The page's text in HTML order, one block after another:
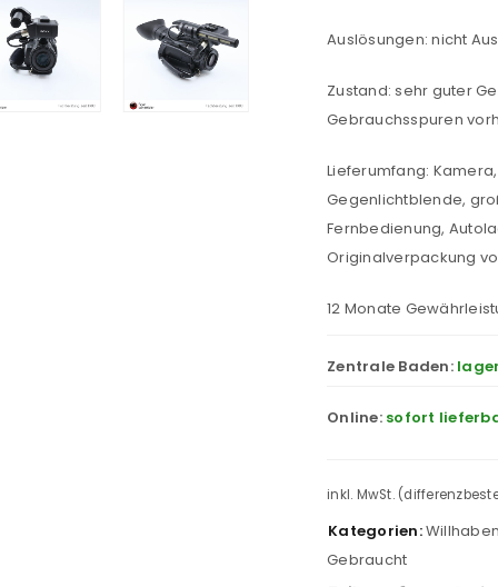
Auslösungen: nicht
Zustand: sehr guter
Gebrauchsspuren
Lieferumfang:
Gegenlichtblende,
Fernbedienung,
Originalverpackung
12 Monate
Zentrale Baden:
Online: sofort
inkl. MwSt.
Kategorien:Willhaben
Gebraucht